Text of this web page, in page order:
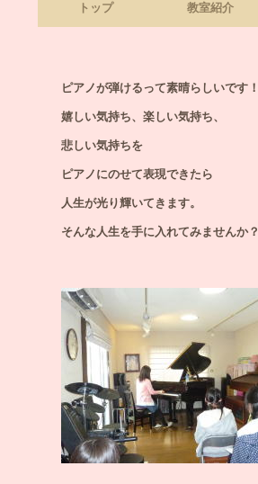
ピアノが弾けるって素晴らしいです！
嬉しい気持ち、楽しい気持ち、
悲しい気持ちを
ピアノにのせて表現できたら
人生が光り輝いてきます。
そんな人生を手に入れてみませんか？
トップ 教室紹介